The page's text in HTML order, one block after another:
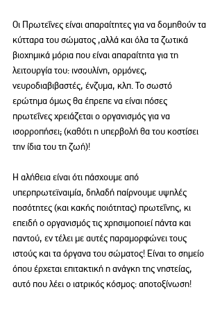
Οι Πρωτεΐνες είναι απαραίτητες για να δομηθούν τα
κύτταρα του σώματος ,αλλά και όλα τα ζωτικά
βιοχημικά μόρια που είναι απαραίτητα για τη
λειτουργία του: ινσουλίνη, ορμόνες,
νευροδιαβιβαστές, ένζυμα, κλπ. Το σωστό
ερώτημα όμως θα έπρεπε να είναι πόσες
πρωτεΐνες χρειάζεται ο οργανισμός για να
ισορροπήσει; (καθότι η υπερβολή θα του κοστίσει
την ίδια του τη ζωή)!
Η αλήθεια είναι ότι πάσχουμε από
υπερπρωτεϊναιμία, δηλαδή παίρνουμε υψηλές
ποσότητες (και κακής ποιότητας) πρωτεΐνης, κι
επειδή ο οργανισμός τις χρησιμοποιεί πάντα και
παντού, εν τέλει με αυτές παραμορφώνει τους
ιστούς και τα όργανα του σώματος! Είναι το σημείο
όπου έρχεται επιτακτική η ανάγκη της νηστείας,
αυτό που λέει ο ιατρικός κόσμος: αποτοξίνωση!